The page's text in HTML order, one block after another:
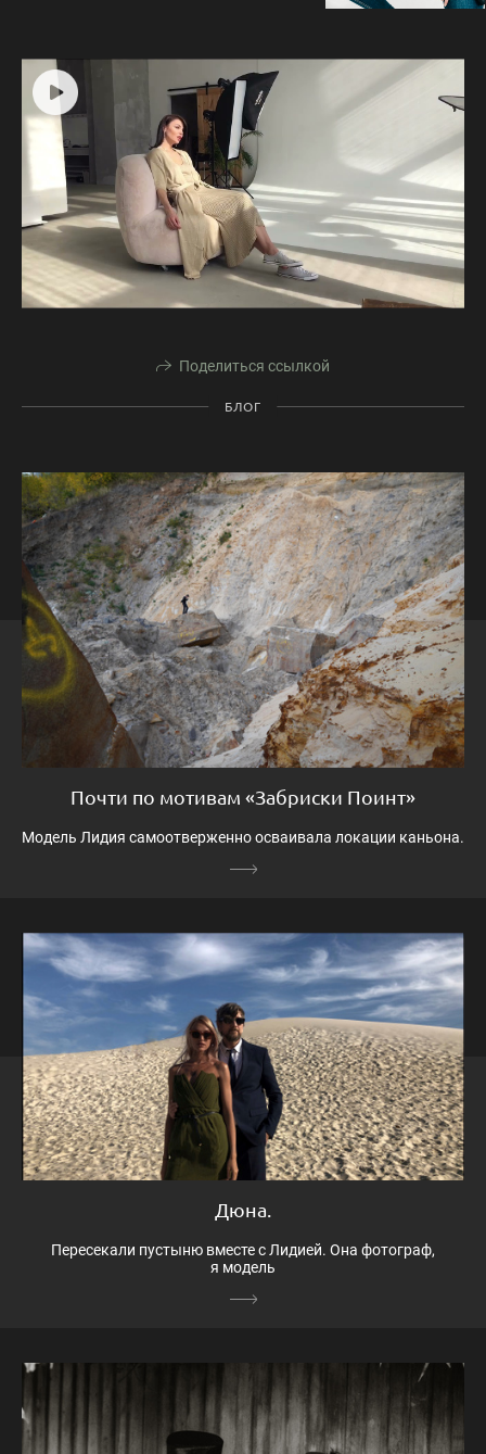
Поделиться ссылкой
БЛОГ
Почти по мотивам «Забриски Поинт»
Модель Лидия самоотверженно осваивала локации каньона.
Дюна.
Пересекали пустыню вместе с Лидией. Она фотограф,
я модель